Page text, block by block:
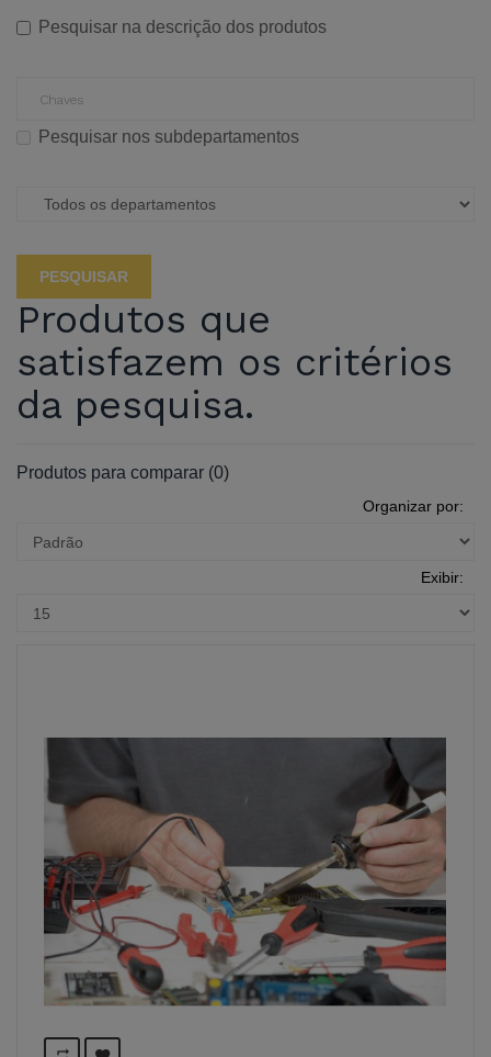
Pesquisar na descrição dos produtos
Pesquisar nos subdepartamentos
Produtos que
satisfazem os critérios
da pesquisa.
Produtos para comparar (0)
Organizar por:
Exibir: